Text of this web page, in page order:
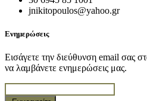
jnikitopoulos@yahoo.gr
Ενημερώσεις
Εισάγετε την διεύθυνση email σας
να λαμβάνετε ενημερώσεις μας.